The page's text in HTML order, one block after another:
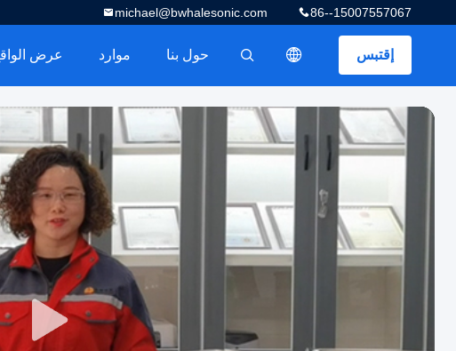
86--15007557067
michael@bwhalesonic.com
إقتبس
描述
موارد حول بنا